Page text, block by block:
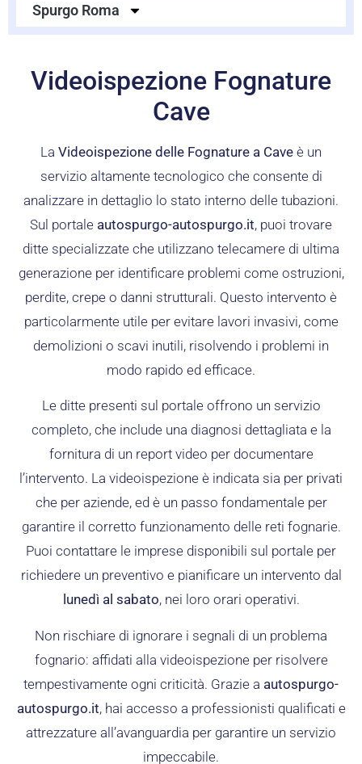
Spurgo Roma
Videoispezione Fognature
Cave
La Videoispezione delle Fognature a Cave è un
servizio altamente tecnologico che consente di
analizzare in dettaglio lo stato interno delle tubazioni.
Sul portale autospurgo-autospurgo.it, puoi trovare
ditte specializzate che utilizzano telecamere di ultima
generazione per identificare problemi come ostruzioni,
perdite, crepe o danni strutturali. Questo intervento è
particolarmente utile per evitare lavori invasivi, come
demolizioni o scavi inutili, risolvendo i problemi in
modo rapido ed efficace.
Le ditte presenti sul portale offrono un servizio
completo, che include una diagnosi dettagliata e la
fornitura di un report video per documentare
l’intervento. La videoispezione è indicata sia per privati
che per aziende, ed è un passo fondamentale per
garantire il corretto funzionamento delle reti fognarie.
Puoi contattare le imprese disponibili sul portale per
richiedere un preventivo e pianificare un intervento dal
lunedì al sabato, nei loro orari operativi.
Non rischiare di ignorare i segnali di un problema
fognario: affidati alla videoispezione per risolvere
tempestivamente ogni criticità. Grazie a autospurgo-
autospurgo.it, hai accesso a professionisti qualificati e
attrezzature all’avanguardia per garantire un servizio
impeccabile.